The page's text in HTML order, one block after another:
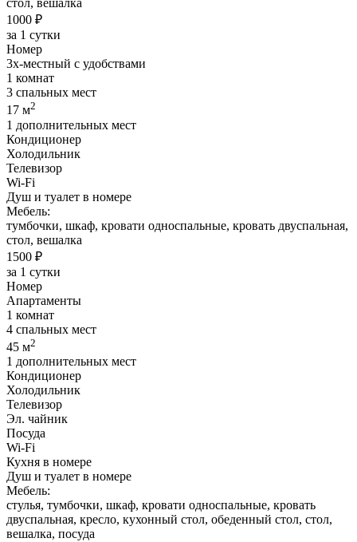
стол, вешалка
1000 ₽
за 1 сутки
Номер
3х-местный с удобствами
1 комнат
3 спальных мест
17 м2
1 дополнительных мест
Кондиционер
Холодильник
Телевизор
Wi-Fi
Душ и туалет в номере
Мебель:
тумбочки, шкаф, кровати односпальные, кровать двуспальная,
стол, вешалка
1500 ₽
за 1 сутки
Номер
Апартаменты
1 комнат
4 спальных мест
45 м2
1 дополнительных мест
Кондиционер
Холодильник
Телевизор
Эл. чайник
Посуда
Wi-Fi
Кухня в номере
Душ и туалет в номере
Мебель:
стулья, тумбочки, шкаф, кровати односпальные, кровать
двуспальная, кресло, кухонный стол, обеденный стол, стол,
вешалка, посуда